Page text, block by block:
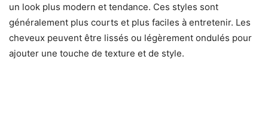
un look plus modern et tendance. Ces styles sont
généralement plus courts et plus faciles à entretenir. Les
cheveux peuvent être lissés ou légèrement ondulés pour
ajouter une touche de texture et de style.